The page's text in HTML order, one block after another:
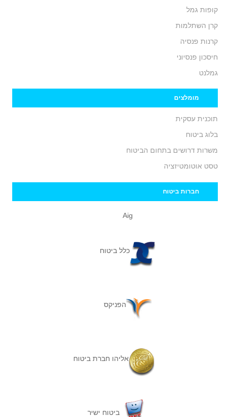
קופות גמל
קרן השתלמות
קרנות פנסיה
חיסכון פנסיוני
גמלנט
מומלצים
תוכנית עסקית
בלוג ביטוח
משרות דרושים בתחום הביטוח
טסט אוטומטיזציה
חברות ביטוח
Aig
כלל ביטוח
הפניקס
אליהו חברת ביטוח
ביטוח ישיר